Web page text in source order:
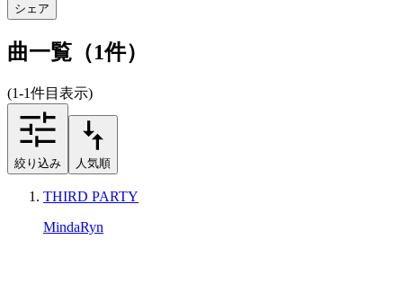
シェア
曲一覧（1件）
(1-1件目表示)
絞り込み 人気順
THIRD PARTY
MindaRyn